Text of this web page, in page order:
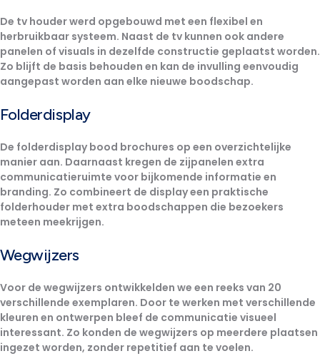
De tv houder werd opgebouwd met een flexibel en
herbruikbaar systeem. Naast de tv kunnen ook andere
panelen of visuals in dezelfde constructie geplaatst worden.
Zo blijft de basis behouden en kan de invulling eenvoudig
aangepast worden aan elke nieuwe boodschap.
Folderdisplay
De folderdisplay bood brochures op een overzichtelijke
manier aan. Daarnaast kregen de zijpanelen extra
communicatieruimte voor bijkomende informatie en
branding. Zo combineert de display een praktische
folderhouder met extra boodschappen die bezoekers
meteen meekrijgen.
Wegwijzers
Voor de wegwijzers ontwikkelden we een reeks van 20
verschillende exemplaren. Door te werken met verschillende
kleuren en ontwerpen bleef de communicatie visueel
interessant. Zo konden de wegwijzers op meerdere plaatsen
ingezet worden, zonder repetitief aan te voelen.